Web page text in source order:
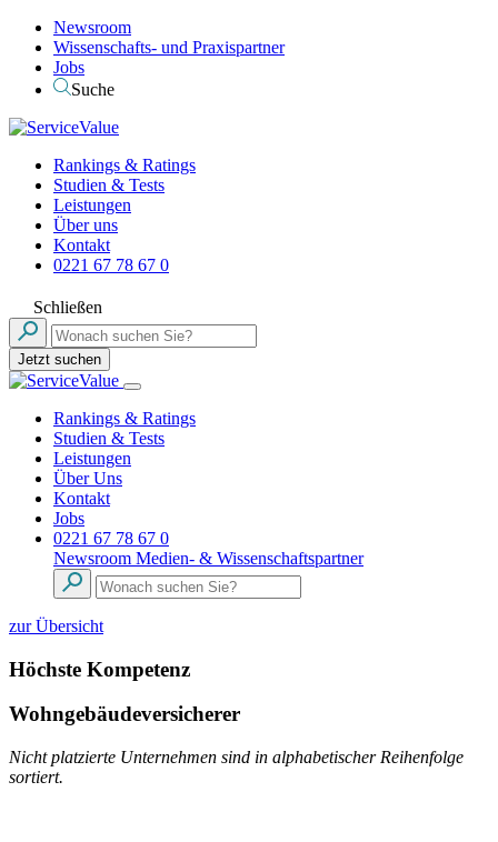
Newsroom
Wissenschafts- und Praxispartner
Jobs
Suche
Rankings & Ratings
Studien & Tests
Leistungen
Über uns
Kontakt
0221 67 78 67 0
Schließen
Jetzt suchen
Rankings & Ratings
Studien & Tests
Leistungen
Über Uns
Kontakt
Jobs
0221 67 78 67 0
Newsroom Medien- & Wissenschaftspartner
zur Übersicht
Höchste Kompetenz
Wohngebäudeversicherer
Nicht platzierte Unternehmen sind in alphabetischer Reihenfolge
sortiert.